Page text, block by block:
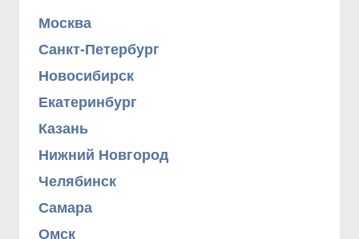
Москва
Санкт-Петербург
Новосибирск
Екатеринбург
Казань
Нижний Новгород
Челябинск
Самара
Омск